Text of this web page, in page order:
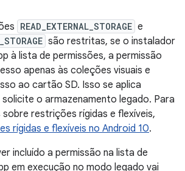
READ_EXTERNAL_STORAGE e
são restritas, se o instalador
à lista de permissões, a permissão
apenas às coleções visuais e
ao cartão SD. Isso se aplica
o armazenamento legado. Para
restrições rígidas e flexíveis,
rígidas e flexíveis no Android 10.
incluído a permissão na lista de
em execução no modo legado vai